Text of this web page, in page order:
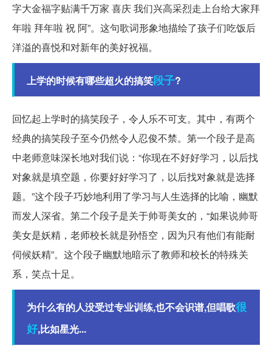
字大金福字贴满千万家 喜庆 我们兴高采烈走上台给大家拜
年啦 拜年啦 祝 阿”。这句歌词形象地描绘了孩子们吃饭后
洋溢的喜悦和对新年的美好祝福。
上学的时候有哪些超火的搞笑段子?
回忆起上学时的搞笑段子，令人乐不可支。其中，有两个
经典的搞笑段子至今仍然令人忍俊不禁。第一个段子是高
中老师意味深长地对我们说：“你现在不好好学习，以后找
对象就是填空题，你要好好学习了，以后找对象就是选择
题。”这个段子巧妙地利用了学习与人生选择的比喻，幽默
而发人深省。第二个段子是关于帅哥美女的，“如果说帅哥
美女是妖精，老师校长就是孙悟空，因为只有他们有能耐
伺候妖精”。这个段子幽默地暗示了教师和校长的特殊关
系，笑点十足。
为什么有的人没受过专业训练,也不会识谱,但唱歌很
好,比如星光...